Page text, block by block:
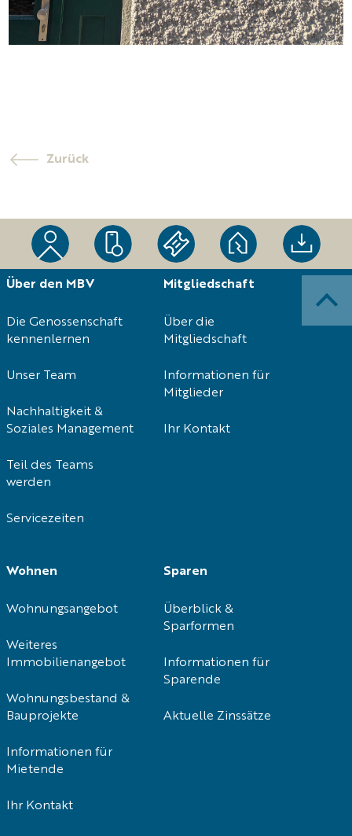
Zurück
Navigation
Über den MBV
Die Genossenschaft
kennenlernen
Unser Team
Nachhaltigkeit &
Soziales Management
Teil des Teams
werden
Servicezeiten
Mitgliedschaft
Über die
Mitgliedschaft
Informationen für
Mitglieder
Ihr Kontakt
Wohnen
Wohnungsangebot
Weiteres
Immobilienangebot
Wohnungsbestand &
Bauprojekte
Informationen für
Mietende
Ihr Kontakt
Sparen
Überblick &
Sparformen
Informationen für
Sparende
Aktuelle Zinssätze